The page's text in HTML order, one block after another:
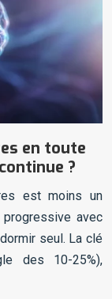
en toute
?
est moins un
progressive avec
seul. La clé
des 10-25%),